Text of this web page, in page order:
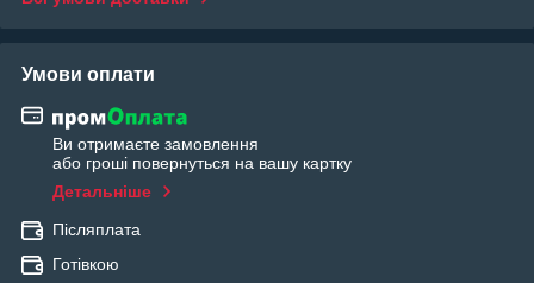
Умови оплати
Ви отримаєте замовлення
або гроші повернуться на вашу картку
Детальніше
Післяплата
Готівкою